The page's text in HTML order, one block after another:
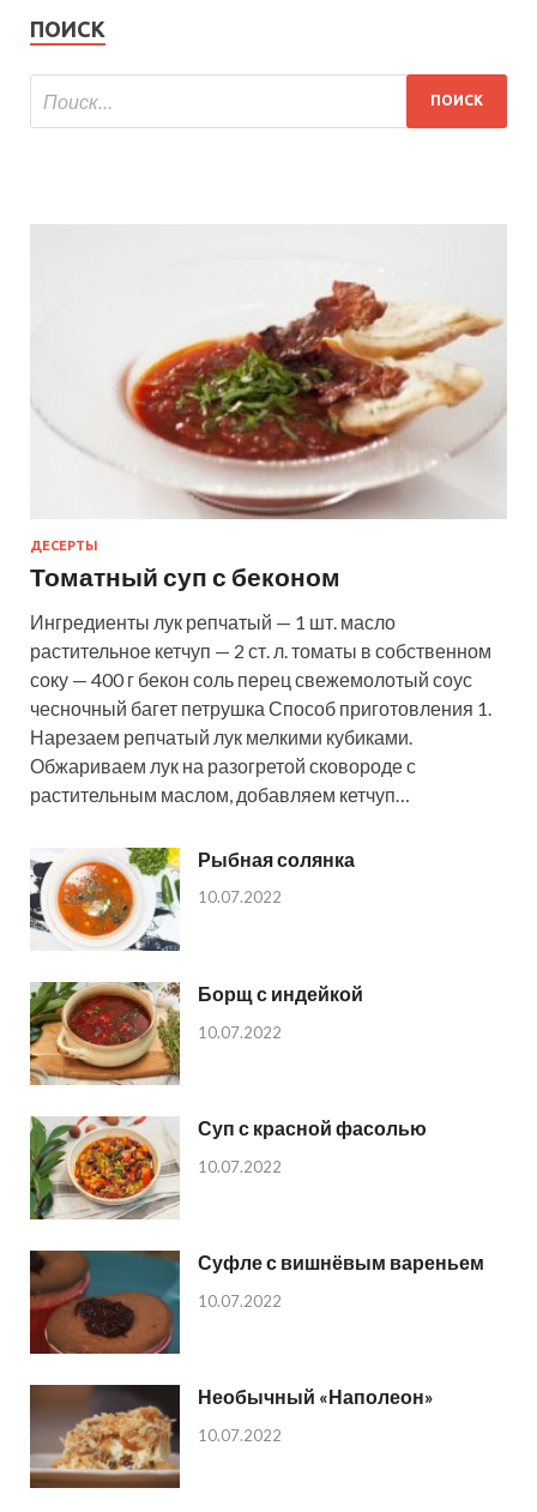
ПОИСК
ДЕСЕРТЫ
Томатный суп с беконом
Ингредиенты лук репчатый — 1 шт. масло
растительное кетчуп — 2 ст. л. томаты в собственном
соку — 400 г бекон соль перец свежемолотый соус
чесночный багет петрушка Способ приготовления 1.
Нарезаем репчатый лук мелкими кубиками.
Обжариваем лук на разогретой сковороде с
растительным маслом, добавляем кетчуп…
Рыбная солянка
10.07.2022
Борщ с индейкой
10.07.2022
Суп с красной фасолью
10.07.2022
Суфле с вишнёвым вареньем
10.07.2022
Необычный «Наполеон»
10.07.2022